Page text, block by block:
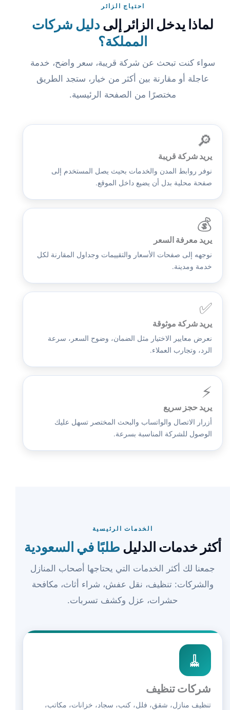
احتياج الزائر
لماذا يدخل الزائر إلىدليل شركات
المملكة؟
سواء كنت تبحث عن شركة قريبة، سعر واضح، خدمة
عاجلة أو مقارنة بين أكثر من خيار، ستجد الطريق
مختصرًا من الصفحة الرئيسية.
🔎
يريد شركة قريبة
نوفر روابط المدن والخدمات بحيث يصل المستخدم إلى
صفحة محلية بدل أن يضيع داخل الموقع.
💰
يريد معرفة السعر
نوجهه إلى صفحات الأسعار والتقييمات وجداول المقارنة لكل
خدمة ومدينة.
✅
يريد شركة موثوقة
نعرض معايير الاختيار مثل الضمان، وضوح السعر، سرعة
الرد، وتجارب العملاء.
⚡
يريد حجز سريع
أزرار الاتصال والواتساب والبحث المختصر تسهل عليك
الوصول للشركة المناسبة بسرعة.
الخدمات الرئيسية
أكثر خدمات الدليل طلبًا في السعودية
جمعنا لك أكثر الخدمات التي يحتاجها أصحاب المنازل
والشركات: تنظيف، نقل عفش، شراء أثاث، مكافحة
حشرات، عزل وكشف تسربات.
🧹
شركات تنظيف
تنظيف منازل، شقق، فلل، كنب، سجاد، خزانات، مكاتب،